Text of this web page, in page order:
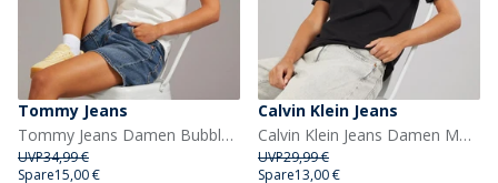
Tommy Jeans
Tommy Jeans Damen Bubble T Shirt Ecru
UVP34,99 €
Spare15,00 €
Calvin Klein Jeans
Calvin Klein Jeans Damen Monologo T Shirt Schwarz
UVP29,99 €
Spare13,00 €